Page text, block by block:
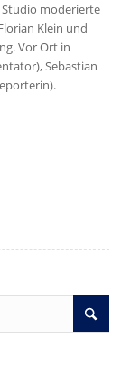
Studio moderierte
Klein und
Vor Ort in
Sebastian